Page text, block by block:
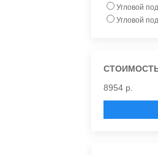
Угловой
Угловой
8954 р.